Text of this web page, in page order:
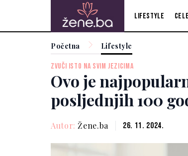
Lifestyle
Početna Lifestyle
ZVUČI ISTO NA SVIM JEZICIMA
Ovo je
posljednjih 100
Autor: Žene.ba 26. 11. 2024.